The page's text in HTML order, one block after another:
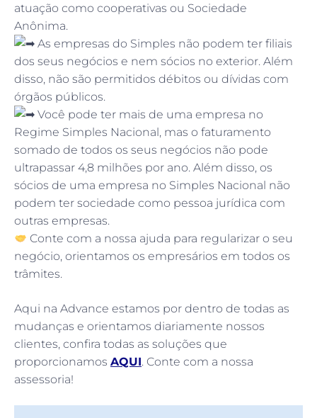
atuação como cooperativas ou Sociedade
Anônima.
As empresas do Simples não podem ter filiais
dos seus negócios e nem sócios no exterior. Além
disso, não são permitidos débitos ou dívidas com
órgãos públicos.
Você pode ter mais de uma empresa no
Regime Simples Nacional, mas o faturamento
somado de todos os seus negócios não pode
ultrapassar 4,8 milhões por ano. Além disso, os
sócios de uma empresa no Simples Nacional não
podem ter sociedade como pessoa jurídica com
outras empresas.
Conte com a nossa ajuda para regularizar o seu
negócio, orientamos os empresários em todos os
trâmites.
Aqui na Advance estamos por dentro de todas as
mudanças e orientamos diariamente nossos
clientes, confira todas as soluções que
proporcionamos AQUI. Conte com a nossa
assessoria!